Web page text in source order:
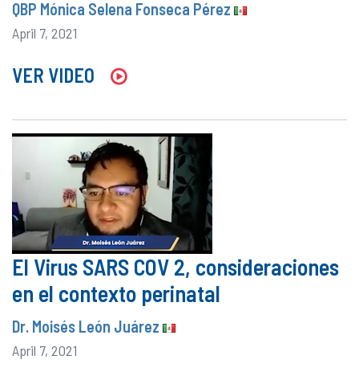
QBP Mónica Selena Fonseca Pérez
April 7, 2021
VER VIDEO
El Virus SARS COV 2, consideraciones
en el contexto perinatal
Dr. Moisés León Juárez
April 7, 2021